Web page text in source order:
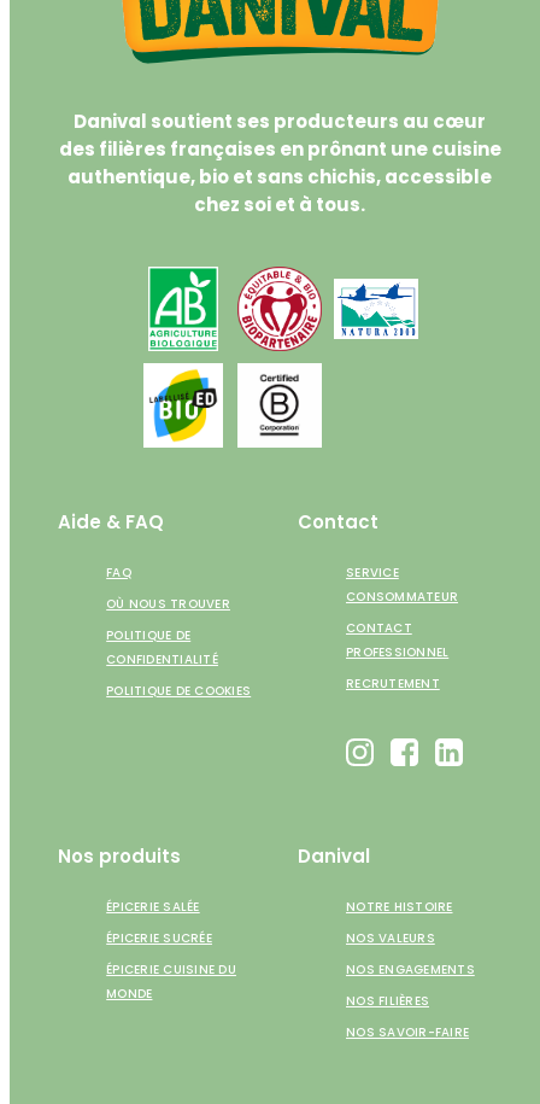
Danival soutient ses producteurs au cœur
des filières françaises en prônant une cuisine
authentique, bio et sans chichis, accessible
chez soi et à tous.
Nos produits
ÉPICERIE SALÉE
ÉPICERIE SUCRÉE
ÉPICERIE CUISINE DU
MONDE
Danival
NOTRE HISTOIRE
NOS VALEURS
NOS ENGAGEMENTS
NOS FILIÈRES
NOS SAVOIR-FAIRE
Aide & FAQ
FAQ
OÙ NOUS TROUVER
POLITIQUE DE
CONFIDENTIALITÉ
POLITIQUE DE COOKIES
Contact
SERVICE
CONSOMMATEUR
CONTACT
PROFESSIONNEL
RECRUTEMENT